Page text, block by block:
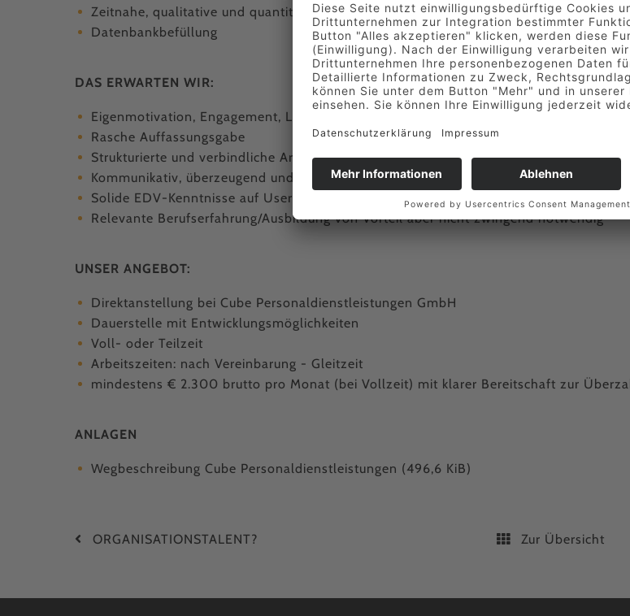
Zeitnahe, qualitative und quantitative Personalbesetzung
Datenbankbefüllung
DAS ERWARTEN WIR:
Eigenmotivation, Engagement, Leistungs- und Lernbereitschaft
Rasche Auffassungsgabe
Strukturierte und verbindliche Arbeitsweise
Kommunikativ, überzeugend und offen
Solide EDV-Kenntnisse auf Userniveau
Relevante Berufserfahrung/Ausbildung von Vorteil aber nicht zwingend notwendig
UNSER ANGEBOT:
Direktanstellung bei Cube Personaldienstleistungen GmbH
Dauerstelle mit Entwicklungsmöglichkeiten
Voll- oder Teilzeit
Arbeitszeiten: nach Vereinbarung - Gleitzeit
mindestens € 2.300 brutto pro Monat (bei Vollzeit) mit klarer Bereitschaft zur
ANLAGEN
Wegbeschreibung Cube Personaldienstleistungen (496,6 KiB)
ORGAN­ISATIONS­TALENT? Zur Übersicht